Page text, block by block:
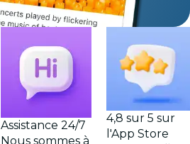
Assistance 24/7
Nous sommes à
4,8 sur 5 sur
l'App Store